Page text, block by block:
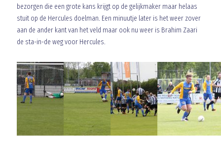
bezorgen die een grote kans krijgt op de gelijkmaker maar helaas
stuit op de Hercules doelman. Een minuutje later is het weer zover
aan de ander kant van het veld maar ook nu weer is Brahim Zaari
de sta-in-de weg voor Hercules.